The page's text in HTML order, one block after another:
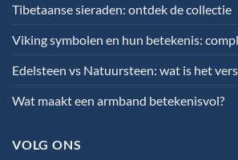
Tibetaanse sieraden: ontdek de collectie
Viking symbolen en hun betekenis:
Edelsteen vs Natuursteen: wat is het
Wat maakt een armband betekenisvol?
VOLG ONS